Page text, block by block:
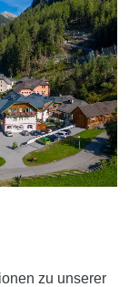
zu unserer